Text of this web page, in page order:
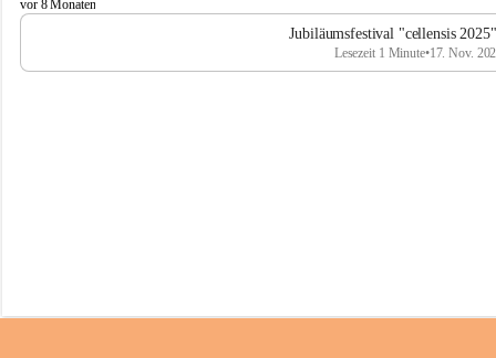
C
e
l
vor 8 Monaten
Jubiläumsfestival "cellensis
Lesezeit 1 Minute•17. Nov.